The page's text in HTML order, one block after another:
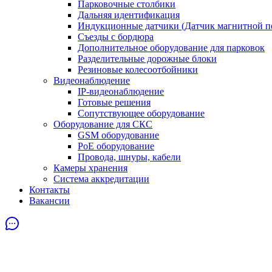
Парковочные столбики
Дальняя идентификация
Индукционные датчики (Датчик магнитной
Съезды с бордюра
Дополнительное оборудование для парковок
Разделительные дорожные блоки
Резиновые колесоотбойники
Видеонаблюдение
IP-видеонаблюдение
Готовые решения
Сопутствующее оборудование
Оборудование для СКС
GSM оборудование
PoE оборудование
Провода, шнуры, кабели
Камеры хранения
Система аккредитации
Контакты
Вакансии